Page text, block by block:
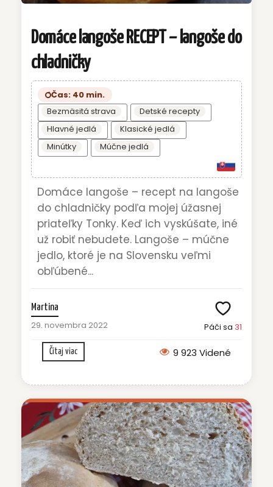
Domáce langoše RECEPT – langoše do
chladničky
Čas: 40 min.
Bezmäsitá strava
Detské recepty
Hlavné jedlá
Klasické jedlá
Minútky
Múčne jedlá
Domáce langoše – recept na langoše
do chladničky podľa mojej úžasnej
priateľky Tonky. Keď ich vyskúšate, iné
už robiť nebudete. Langoše – múčne
jedlo, ktoré je na Slovensku veľmi
obľúbené...
Martina
29. novembra 2022 Páči sa 31
Čítaj viac 9 923 Videné